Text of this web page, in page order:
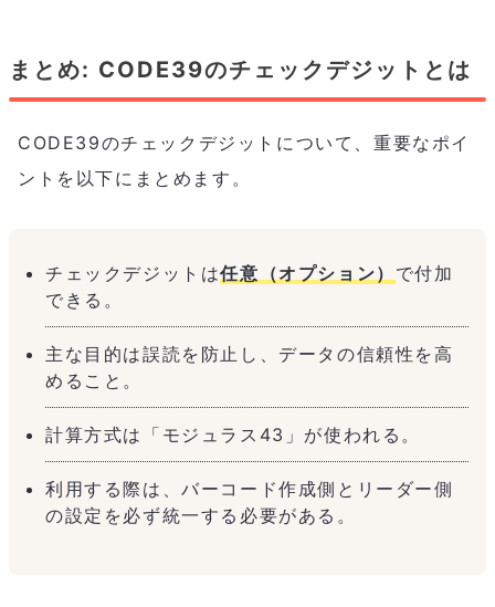
まとめ: CODE39のチェックデジットとは
CODE39のチェックデジットについて、重要なポイ
ントを以下にまとめます。
チェックデジットは任意（オプション） で付加
できる。
主な目的は誤読を防止し、データの信頼性を高
めること。
計算方式は「モジュラス43」が使われる。
利用する際は、バーコード作成側とリーダー側
の設定を必ず統一する必要がある。